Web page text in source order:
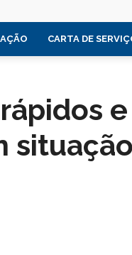
CARTA DE
e